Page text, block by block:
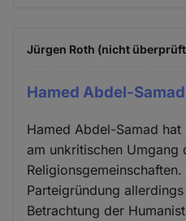
Jürgen Roth (nicht
Hamed Abdel-
Hamed Abdel-Samad
am unkritischen Umgang
Parteigründung
Betrachtung der